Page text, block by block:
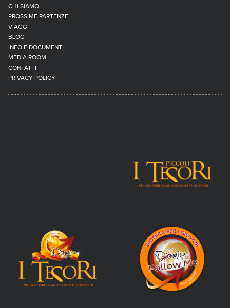
CHI SIAMO
PROSSIME PARTENZE
VIAGGI
BLOG
INFO E DOCUMENTI
MEDIA ROOM
CONTATTI
PRIVACY POLICY